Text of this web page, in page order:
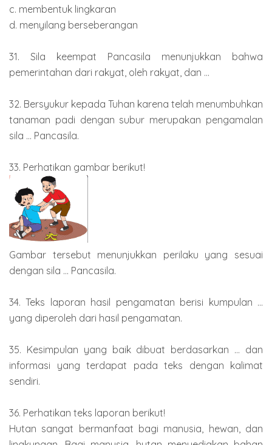
c. membentuk lingkaran
d. menyilang berseberangan
31. Sila keempat Pancasila menunjukkan bahwa
pemerintahan dari rakyat, oleh rakyat, dan ...
32. Bersyukur kepada Tuhan karena telah menumbuhkan
tanaman padi dengan subur merupakan pengamalan
sila ... Pancasila.
33. Perhatikan gambar berikut!
Gambar tersebut menunjukkan perilaku yang sesuai
dengan sila ... Pancasila.
34. Teks laporan hasil pengamatan berisi kumpulan ...
yang diperoleh dari hasil pengamatan.
35. Kesimpulan yang baik dibuat berdasarkan ... dan
informasi yang terdapat pada teks dengan kalimat
sendiri.
36. Perhatikan teks laporan berikut!
Hutan sangat bermanfaat bagi manusia, hewan, dan